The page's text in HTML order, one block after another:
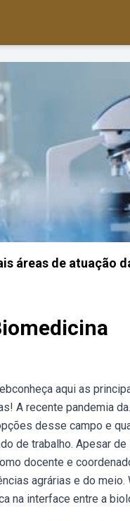
áreas de atuação
aqui as
A recente pandemia
desse campo e
de trabalho. Apesar
docente e
agrárias e do
na interface entre a